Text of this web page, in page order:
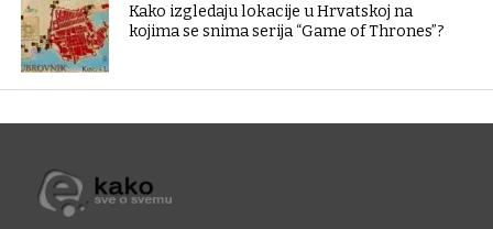
Kako izgledaju lokacije u Hrvatskoj na
kojima se snima serija “Game of Thrones”?